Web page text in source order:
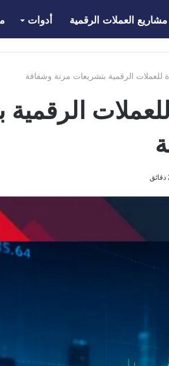
مشاريع العملات الرقمية أدوات
للعملات الرقمية بتشريعات مرنة وشفافة
للعملات